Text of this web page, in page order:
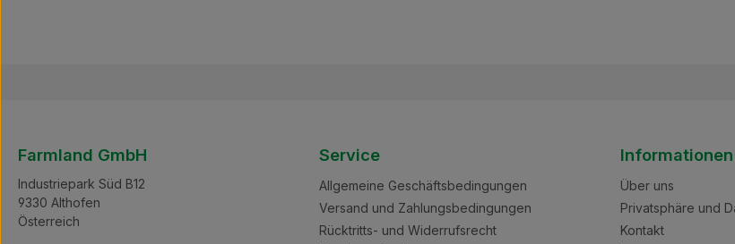
Farmland GmbH
Industriepark Süd B12
9330 Althofen
Österreich
Service
Allgemeine Geschäftsbedingungen
Versand und Zahlungsbedingungen
Rücktritts- und Widerrufsrecht
Informationen
Über uns
Privatsphäre und
Kontakt